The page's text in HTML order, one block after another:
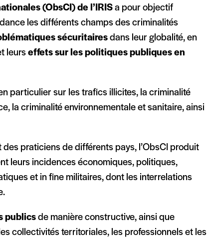
(ObsCI) de l’IRIS a pour objectif
les différents champs des criminalités
sécuritairesdans leur globalité, en
leurs effets sur les politiques publiques en
particulier sur les trafics illicites, la criminalité
la criminalité environnementale et sanitaire, ainsi
praticiens de différents pays, l’ObsCI produit
leurs incidences économiques, politiques,
et in fine militaires, dont les interrelations
publics de manière constructive, ainsi que
collectivités territoriales, les professionnels et les